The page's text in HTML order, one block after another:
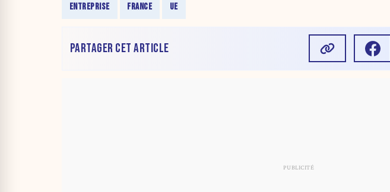
ENTREPRISE FRANCE UE
PARTAGER CET ARTICLE